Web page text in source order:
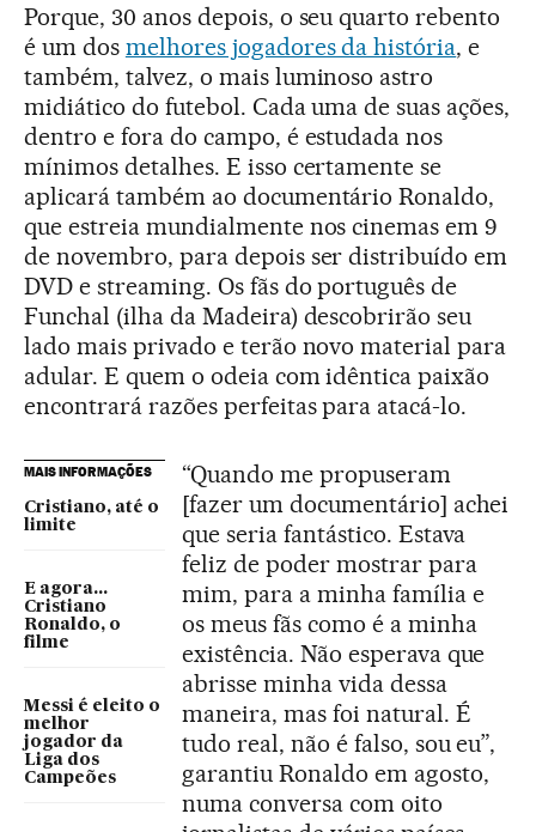
Porque, 30 anos depois, o seu quarto rebento
é um dos melhores jogadores da história, e
também, talvez, o mais luminoso astro
midiático do futebol. Cada uma de suas ações,
dentro e fora do campo, é estudada nos
mínimos detalhes. E isso certamente se
aplicará também ao documentário Ronaldo,
que estreia mundialmente nos cinemas em 9
de novembro, para depois ser distribuído em
DVD e streaming. Os fãs do português de
Funchal (ilha da Madeira) descobrirão seu
lado mais privado e terão novo material para
adular. E quem o odeia com idêntica paixão
encontrará razões perfeitas para atacá-lo.
MAIS INFORMAÇÕES
Cristiano, até o
limite
E agora...
Cristiano
Ronaldo, o
filme
Messi é eleito o
melhor
jogador da
Liga dos
Campeões
“Quando me propuseram
[fazer um documentário] achei
que seria fantástico. Estava
feliz de poder mostrar para
mim, para a minha família e
os meus fãs como é a minha
existência. Não esperava que
abrisse minha vida dessa
maneira, mas foi natural. É
tudo real, não é falso, sou eu”,
garantiu Ronaldo em agosto,
numa conversa com oito